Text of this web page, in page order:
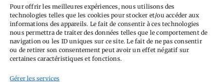
Pour offrir les meilleures expériences, nous utilisons des
technologies telles que les cookies pour stocker et/ou accéder aux
informations des appareils. Le fait de consentir à ces technologies
nous permettra de traiter des données telles que le comportement de
navigation ou les ID uniques sur ce site. Le fait de ne pas consentir
ou de retirer son consentement peut avoir un effet négatif sur
certaines caractéristiques et fonctions.
Gérer les services
Cliquez sur « J’accepte » pour activer